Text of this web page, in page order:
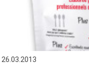
26.03.2013